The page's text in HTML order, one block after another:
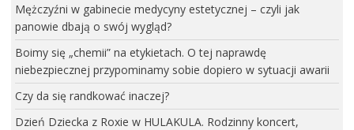
Mężczyźni w gabinecie medycyny estetycznej – czyli jak
panowie dbają o swój wygląd?
Boimy się „chemii” na etykietach. O tej naprawdę
niebezpiecznej przypominamy sobie dopiero w sytuacji awarii
Czy da się randkować inaczej?
Dzień Dziecka z Roxie w HULAKULA. Rodzinny koncert,